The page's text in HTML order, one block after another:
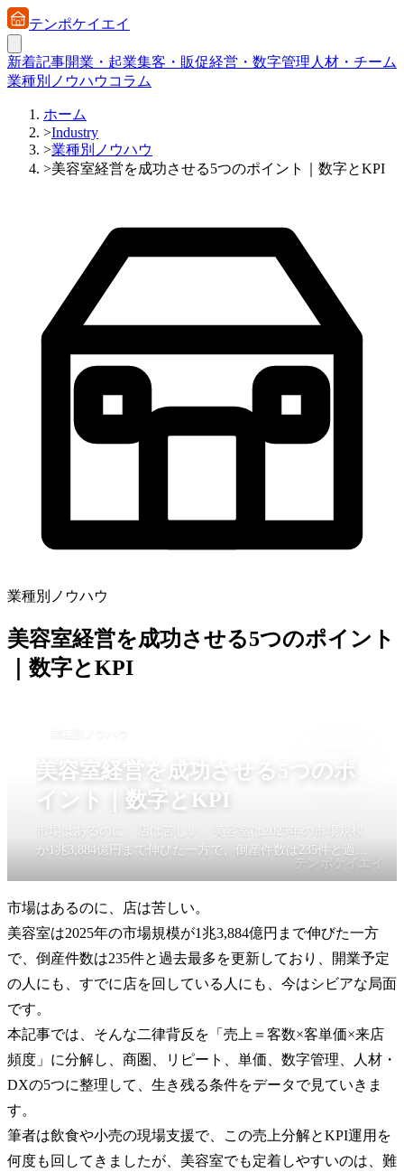
テンポケイエイ
新着記事開業・起業集客・販促経営・数字管理 人材・チーム
業種別ノウハウ コラム
ホーム
>Industry
>業種別ノウハウ
>美容室経営を成功させる5つのポイント｜数字とKPI
業種別ノウハウ
美容室経営を成功させる5つのポイント
｜数字とKPI
美容室経営を成功させる5つのポ
イント｜数字とKPI
市場はあるのに、店は苦しい。美容室は2025年の市場規模
が1兆3,884億円まで伸びた一方で、倒産件数は235件と過去
最多を更新しており、開業予定の人にも、すでに店を回し
テンポケイエイ
市場はあるのに、店は苦しい。
美容室は2025年の市場規模が1兆3,884億円まで伸びた一方
で、倒産件数は235件と過去最多を更新しており、開業予定
の人にも、すでに店を回している人にも、今はシビアな局面
です。
本記事では、そんな二律背反を「売上＝客数×客単価×来店
頻度」に分解し、商圏、リピート、単価、数字管理、人材・
DXの5つに整理して、生き残る条件をデータで見ていきま
す。
筆者は飲食や小売の現場支援で、この売上分解とKPI運用を
何度も回してきましたが、美容室でも定着しやすいのは、難